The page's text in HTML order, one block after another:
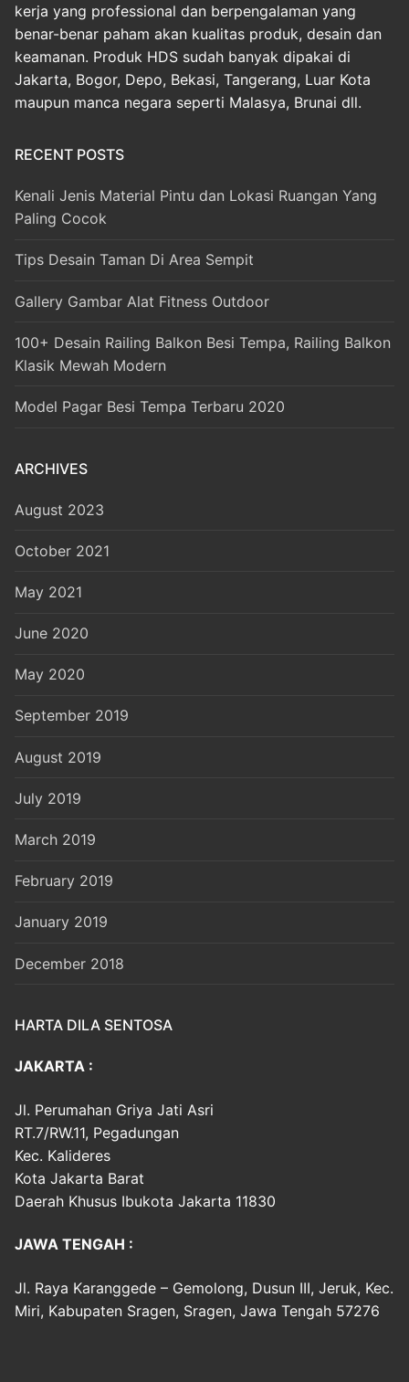
kerja yang professional dan berpengalaman yang
benar-benar paham akan kualitas produk, desain dan
keamanan. Produk HDS sudah banyak dipakai di
Jakarta, Bogor, Depo, Bekasi, Tangerang, Luar Kota
maupun manca negara seperti Malasya, Brunai dll.
RECENT POSTS
Kenali Jenis Material Pintu dan Lokasi Ruangan Yang
Paling Cocok
Tips Desain Taman Di Area Sempit
Gallery Gambar Alat Fitness Outdoor
100+ Desain Railing Balkon Besi Tempa, Railing Balkon
Klasik Mewah Modern
Model Pagar Besi Tempa Terbaru 2020
ARCHIVES
August 2023
October 2021
May 2021
June 2020
May 2020
September 2019
August 2019
July 2019
March 2019
February 2019
January 2019
December 2018
HARTA DILA SENTOSA
JAKARTA :
Jl. Perumahan Griya Jati Asri
RT.7/RW.11, Pegadungan
Kec. Kalideres
Kota Jakarta Barat
Daerah Khusus Ibukota Jakarta 11830
JAWA TENGAH :
Jl. Raya Karanggede – Gemolong, Dusun III, Jeruk, Kec.
Miri, Kabupaten Sragen, Sragen, Jawa Tengah 57276